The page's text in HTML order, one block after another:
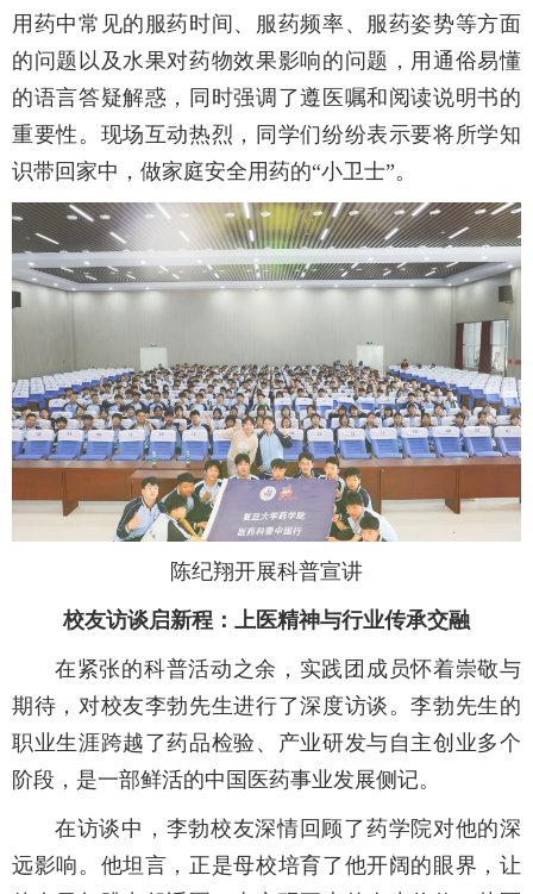
用药中常见的服药时间、服药频率、服药姿势等方面
的问题以及水果对药物效果影响的问题，用通俗易懂
的语言答疑解惑，同时强调了遵医嘱和阅读说明书的
重要性。现场互动热烈，同学们纷纷表示要将所学知
识带回家中，做家庭安全用药的“小卫士”。
陈纪翔开展科普宣讲
校友访谈启新程：上医精神与行业传承交融
在紧张的科普活动之余，实践团成员怀着崇敬与
期待，对校友李勃先生进行了深度访谈。李勃先生的
职业生涯跨越了药品检验、产业研发与自主创业多个
阶段，是一部鲜活的中国医药事业发展侧记。
在访谈中，李勃校友深情回顾了药学院对他的深
远影响。他坦言，正是母校培育了他开阔的眼界，让